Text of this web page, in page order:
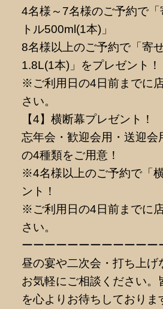
4名様～7名様のご予約で
トル500ml(1本)」
8名様以上のご予約で「寄
1.8L(1本)」をプレゼント！
※ご利用日の4日前までに
さい。
【4】横断幕プレゼント！
忘年会・歓迎会用・送迎会
の4種類をご用意！
※4名様以上のご予約で「
ント！
※ご利用日の4日前までに
さい。
ーーーーーーーーーーーー
昼の宴や二次会・打ち上げ
お気軽にご相談ください。
を心よりお待ちしておりま